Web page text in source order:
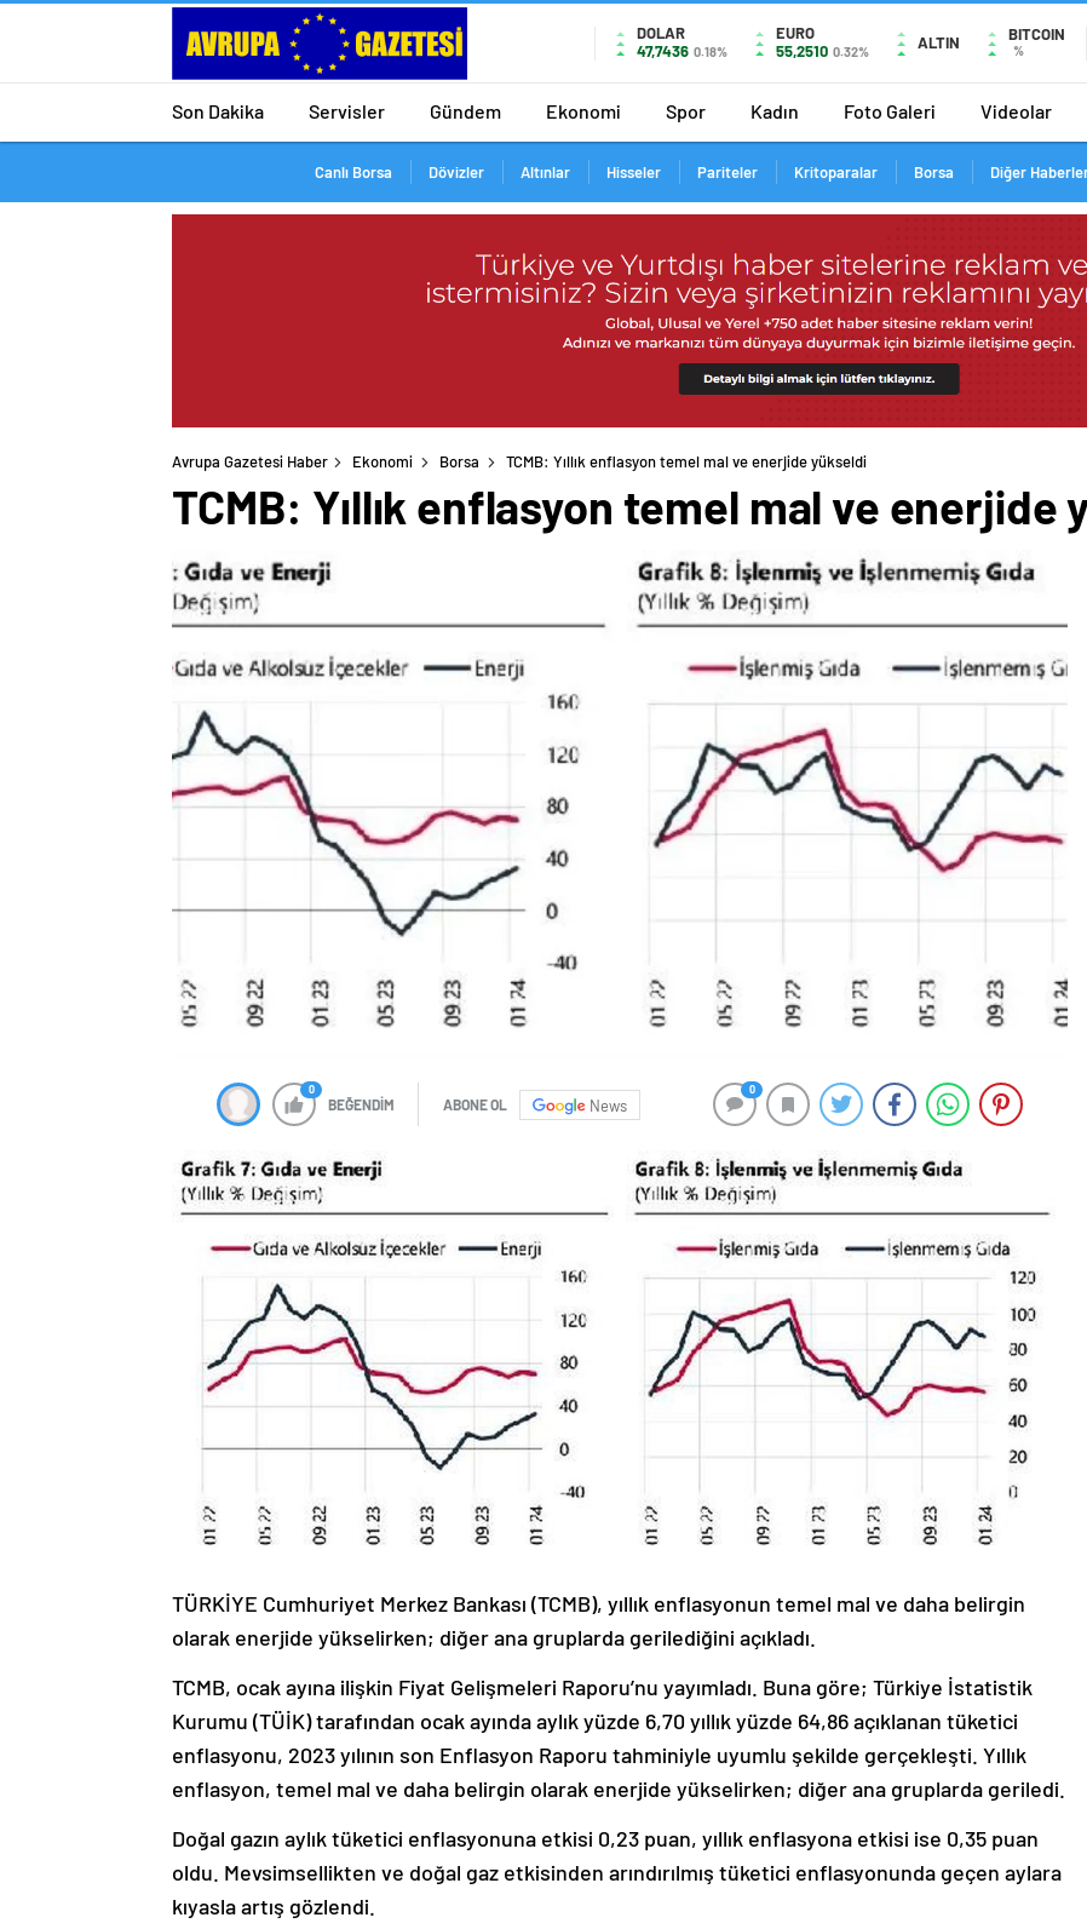
DOLAR
47,7436 0.18%
EURO
55,2510 0.32% ALTIN BITCOIN
%
Son Dakika Servisler Gündem Ekonomi Spor Kadın Foto Galeri Videolar
Canlı Borsa Dövizler Altınlar Hisseler Pariteler Kritoparalar Borsa Diğer
Avrupa Gazetesi Haber Ekonomi Borsa TCMB: Yıllık enflasyon temel mal ve enerjide yükseldi
TCMB: Yıllık enflasyon temel mal ve enerjide
0
BEĞENDİM ABONE OL News
0
TÜRKİYE Cumhuriyet Merkez Bankası (TCMB), yıllık enflasyonun temel mal ve daha belirgin
olarak enerjide yükselirken; diğer ana gruplarda gerilediğini açıkladı.
TCMB, ocak ayına ilişkin Fiyat Gelişmeleri Raporu’nu yayımladı. Buna göre; Türkiye İstatistik
Kurumu (TÜİK) tarafından ocak ayında aylık yüzde 6,70 yıllık yüzde 64,86 açıklanan tüketici
enflasyonu, 2023 yılının son Enflasyon Raporu tahminiyle uyumlu şekilde gerçekleşti. Yıllık
enflasyon, temel mal ve daha belirgin olarak enerjide yükselirken; diğer ana gruplarda geriledi.
Doğal gazın aylık tüketici enflasyonuna etkisi 0,23 puan, yıllık enflasyona etkisi ise 0,35 puan
oldu. Mevsimsellikten ve doğal gaz etkisinden arındırılmış tüketici enflasyonunda geçen aylara
kıyasla artış gözlendi.